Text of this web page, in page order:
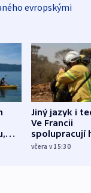
evropskými
Jiný jazyk i
Ve Francii
spolupracují
různých zemí
včera v 15:30